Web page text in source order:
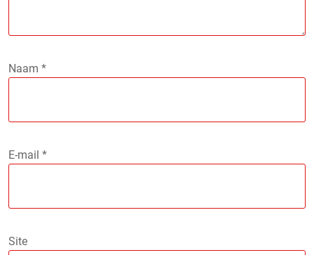
Naam *
E-mail *
Site